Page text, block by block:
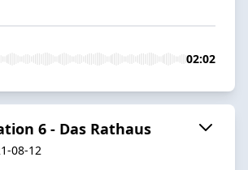
02:02
6 - Das Rathaus
08-12